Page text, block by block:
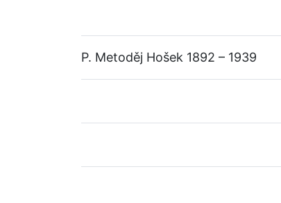
P. Metoděj Hošek 1892 – 1939